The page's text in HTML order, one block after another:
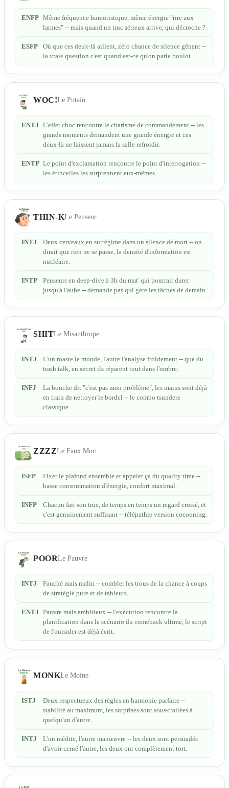
ENFP Même fréquence humoristique, même énergie "rire aux
larmes" -- mais quand un truc sérieux arrive, qui décroche ?
ESFP
Où que ces deux-là aillent, zéro chance de silence gênant --
la vraie question c'est quand est-ce qu'on parle boulot.
WOC!Le Putain
ENTJ L'effet choc rencontre le charisme de commandement -- les
grands moments demandent une grande énergie et ces
deux-là ne laissent jamais la salle refroidir.
ENTP Le point d'exclamation rencontre le point d'interrogation --
les étincelles les surprennent eux-mêmes.
THIN-KLe Penseur
INTJ
Deux cerveaux en surrégime dans un silence de mort -- on
dirait que rien ne se passe, la densité d'information est
nucléaire.
INTP
Penseurs en deep-dive à 3h du mat' qui pourrait durer
jusqu'à l'aube -- demande pas qui gère les tâches de demain.
SHITLe Misanthrope
INTJ
L'un roaste le monde, l'autre l'analyse froidement -- que du
trash talk, en secret ils réparent tout dans l'ombre.
INFJ
La bouche dit "c'est pas mon problème", les mains sont déjà
en train de nettoyer le bordel -- le combo tsundere
classique.
ZZZZLe Faux Mort
ISFP
Fixer le plafond ensemble et appeler ça du quality time --
basse consommation d'énergie, confort maximal.
INFP
Chacun fait son truc, de temps en temps un regard croisé, et
c'est genuinement suffisant -- télépathie version cocooning.
POORLe Pauvre
INTJ
Fauché mais malin -- combler les trous de la chance à coups
de stratégie pure et de tableurs.
ENTJ Pauvre mais ambitieux -- l'exécution rencontre la
planification dans le scénario du comeback ultime, le script
de l'outsider est déjà écrit.
MONKLe Moine
ISTJ
Deux respectueux des règles en harmonie parfaite --
stabilité au maximum, les surprises sont sous-traitées à
quelqu'un d'autre.
INTJ
L'un médite, l'autre manœuvre -- les deux sont persuadés
d'avoir cerné l'autre, les deux ont complètement tort.